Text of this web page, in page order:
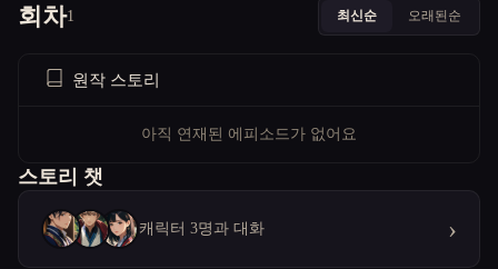
회차1 최신순 오래된순
원작 스토리
아직 연재된 에피소드가 없어요
스토리 챗
캐릭터 3명과 대화 ›